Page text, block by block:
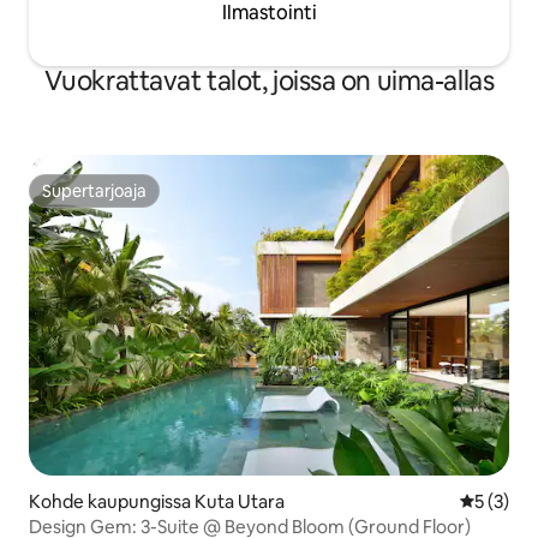
Ilmastointi
Vuokrattavat talot, joissa on uima-allas
Supertarjoaja
Supertarjoaja
Kohde kaupungissa Kuta Utara
5 (3)
Design Gem: 3-Suite @ Beyond Bloom (Ground Floor)